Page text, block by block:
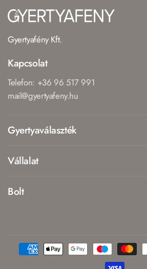
Gyertyafény Kft.
Kapcsolat
Telefon: +36 96 517 991
mail@gyertyafeny.hu
Gyertyaválaszték
Vállalat
Bolt